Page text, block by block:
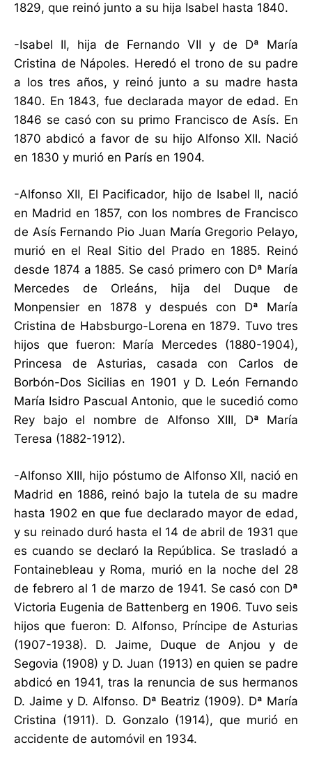
1829, que reinó junto a su hija Isabel hasta 1840.
-Isabel II, hija de Fernando VII y de Dª María
Cristina de Nápoles. Heredó el trono de su padre
a los tres años, y reinó junto a su madre hasta
1840. En 1843, fue declarada mayor de edad. En
1846 se casó con su primo Francisco de Asís. En
1870 abdicó a favor de su hijo Alfonso XII. Nació
en 1830 y murió en París en 1904.
-Alfonso XII, El Pacificador, hijo de Isabel II, nació
en Madrid en 1857, con los nombres de Francisco
de Asís Fernando Pio Juan María Gregorio Pelayo,
murió en el Real Sitio del Prado en 1885. Reinó
desde 1874 a 1885. Se casó primero con Dª María
Mercedes de Orleáns, hija del Duque de
Monpensier en 1878 y después con Dª María
Cristina de Habsburgo-Lorena en 1879. Tuvo tres
hijos que fueron: María Mercedes (1880-1904),
Princesa de Asturias, casada con Carlos de
Borbón-Dos Sicilias en 1901 y D. León Fernando
María Isidro Pascual Antonio, que le sucedió como
Rey bajo el nombre de Alfonso XIII, Dª María
Teresa (1882-1912).
-Alfonso XIII, hijo póstumo de Alfonso XII, nació en
Madrid en 1886, reinó bajo la tutela de su madre
hasta 1902 en que fue declarado mayor de edad,
y su reinado duró hasta el 14 de abril de 1931 que
es cuando se declaró la República. Se trasladó a
Fontainebleau y Roma, murió en la noche del 28
de febrero al 1 de marzo de 1941. Se casó con Dª
Victoria Eugenia de Battenberg en 1906. Tuvo seis
hijos que fueron: D. Alfonso, Príncipe de Asturias
(1907-1938). D. Jaime, Duque de Anjou y de
Segovia (1908) y D. Juan (1913) en quien se padre
abdicó en 1941, tras la renuncia de sus hermanos
D. Jaime y D. Alfonso. Dª Beatriz (1909). Dª María
Cristina (1911). D. Gonzalo (1914), que murió en
accidente de automóvil en 1934.